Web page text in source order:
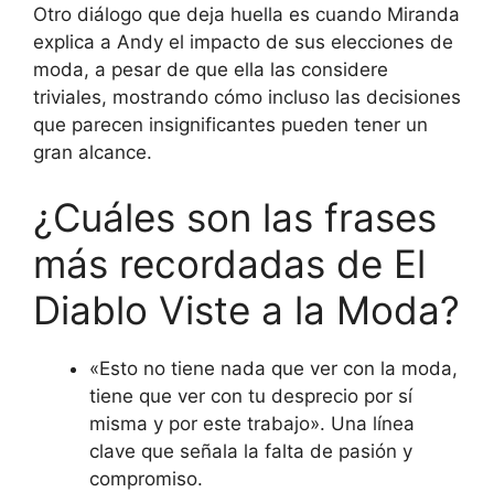
Otro diálogo que deja huella es cuando Miranda
explica a Andy el impacto de sus elecciones de
moda, a pesar de que ella las considere
triviales, mostrando cómo incluso las decisiones
que parecen insignificantes pueden tener un
gran alcance.
¿Cuáles son las frases
más recordadas de El
Diablo Viste a la Moda?
«Esto no tiene nada que ver con la moda,
tiene que ver con tu desprecio por sí
misma y por este trabajo». Una línea
clave que señala la falta de pasión y
compromiso.